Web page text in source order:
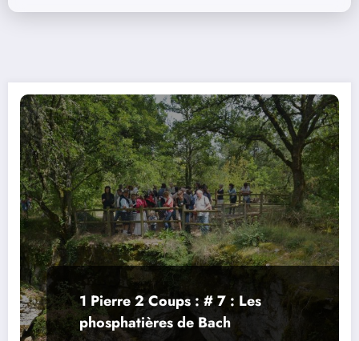
1 Pierre 2 Coups : # 7 : Les
phosphatières de Bach